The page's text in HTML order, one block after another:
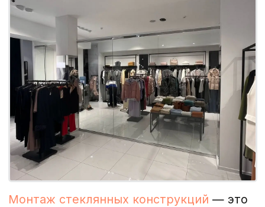
Монтаж стеклянных конструкций— это
точная работа, и мы давно решили:
точность должна распространяться не
только на сантиметры, но и на
отношение к вашему пространству.
Стекло режет, фурнитура царапает,
упаковка остаётся — всё это наша зона
ответственности, а не ваша.
Мы работаем по принципу «вошли
аккуратно — ушли чисто». Перед
объект: укрывает всё, что может